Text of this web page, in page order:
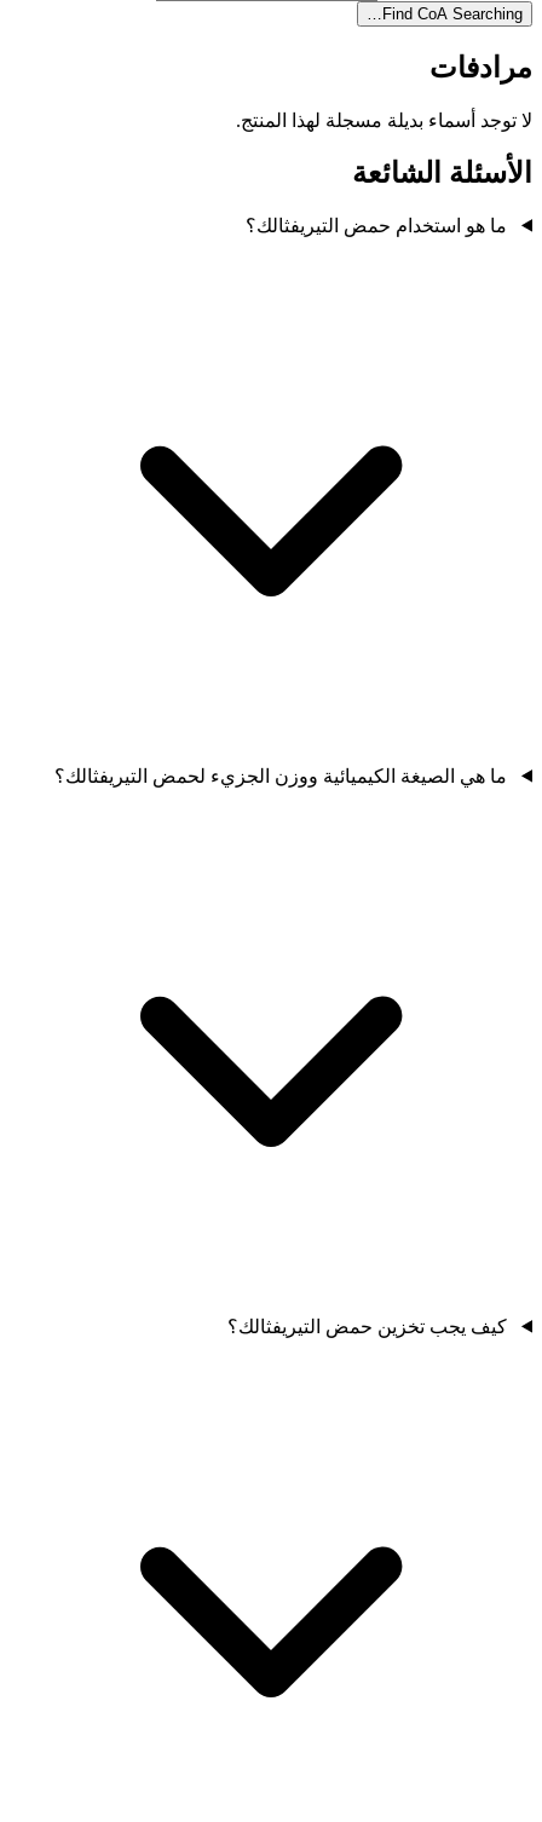
Find CoA Searching…
مرادفات
لا توجد أسماء بديلة مسجلة لهذا المنتج.
الأسئلة الشائعة
ما هو استخدام حمض التيريفثالك؟
ما هي الصيغة الكيميائية ووزن الجزيء لحمض التيريفثالك؟
كيف يجب تخزين حمض التيريفثالك؟